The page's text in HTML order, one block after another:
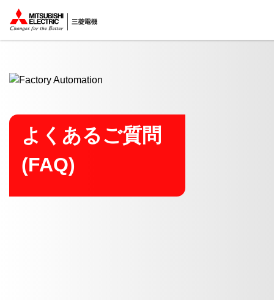
ここから本文
よくあるご質問
(FAQ)